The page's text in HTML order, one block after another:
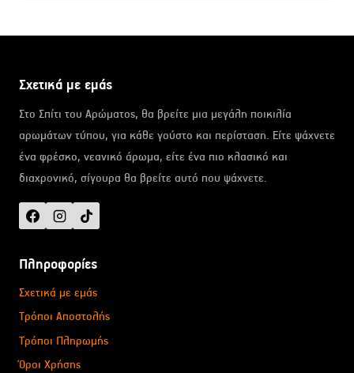
Σχετικά με εμάς
Στο Σπίτι του Αρώματος, θα βρείτε μια μεγάλη ποικιλία
αρωμάτων τύπου, για κάθε γούστο και περίσταση. Είτε ψάχνετε
ένα φρέσκο, νεανικό άρωμα, είτε ένα πιο κλασικό και
διαχρονικό, σίγουρα θα βρείτε αυτό που ψάχνετε.
Πληροφορίες
Σχετικά με εμάς
Τρόποι Αποστολής
Τρόποι Πληρωμής
Όροι Χρήσης